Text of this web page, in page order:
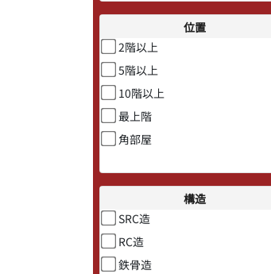
位置
2階以上
5階以上
10階以上
最上階
角部屋
構造
SRC造
RC造
鉄骨造